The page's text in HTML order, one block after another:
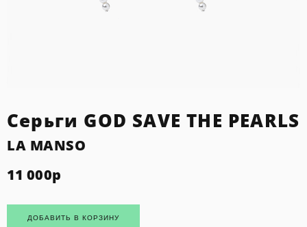
Серьги GOD SAVE THE PEARLS
LA MANSO
11 000р
ДОБАВИТЬ В КОРЗИНУ